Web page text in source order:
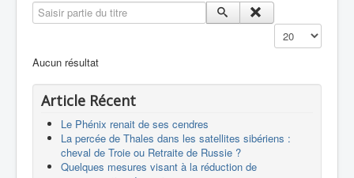
Aviation Commerciale
Europespace
Drones
Saisir partie du titre
Affichage #
Aucun résultat
Article Récent
Le Phénix renait de ses cendres
La percée de Thales dans les satellites sibériens :
cheval de Troie ou Retraite de Russie ?
Quelques mesures visant à la réduction de